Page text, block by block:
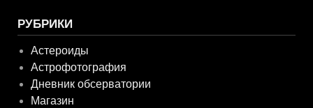
РУБРИКИ
Астероиды
Астрофотография
Дневник обсерватории
Магазин